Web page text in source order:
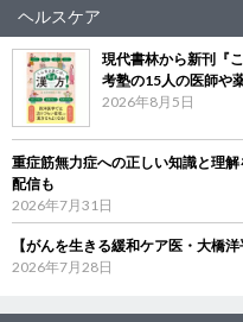
ヘルスケア
現代書林から新刊『
考塾の15人の医師や
2026年8月5日
重症筋無力症への正しい知識と理
配信も
2026年7月31日
【がんを生きる緩和ケア医・大橋
2026年7月28日